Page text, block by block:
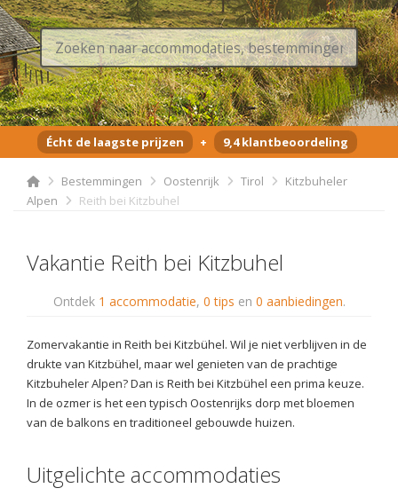
Écht de laagste prijzen + 9,4 klantbeoordeling
Bestemmingen Oostenrijk Tirol
Kitzbuheler
Alpen
Reith bei Kitzbuhel
Vakantie Reith bei Kitzbuhel
Ontdek 1 accommodatie, 0 tips en 0 aanbiedingen.
Zomervakantie in Reith bei Kitzbühel. Wil je niet verblijven in de
drukte van Kitzbühel, maar wel genieten van de prachtige
Kitzbuheler Alpen? Dan is Reith bei Kitzbühel een prima keuze.
In de ozmer is het een typisch Oostenrijks dorp met bloemen
van de balkons en traditioneel gebouwde huizen.
Uitgelichte accommodaties